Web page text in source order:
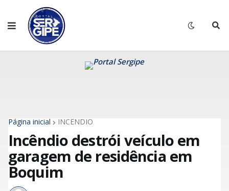
Página inicial INCÊNDIO
Incêndio destrói veículo em
garagem de residência em
Boquim